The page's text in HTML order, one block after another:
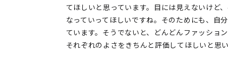
てほしいと思っています。目には見えないけど
なっていってほしいですね。そのためにも、自
ています。そうでないと、どんどんファッショ
それぞれのよさをきちんと評価してほしいと思